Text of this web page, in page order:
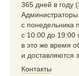
365 дней в году
Администраторы
с понедельника
с 10:00 до 19:00
в это же время
и доставляются
Контакты